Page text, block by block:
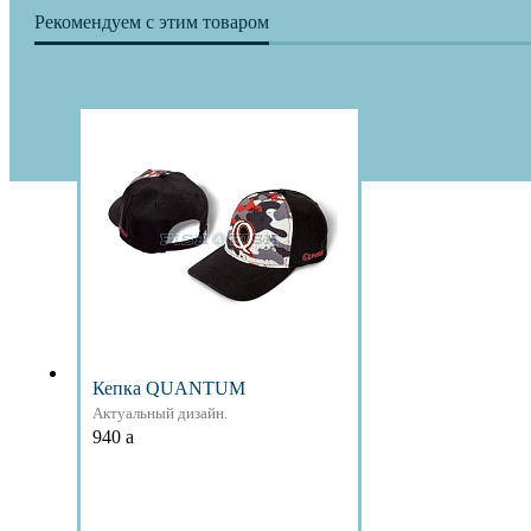
Рекомендуем с этим товаром
Кепка QUANTUM
Актуальный дизайн.
940 a